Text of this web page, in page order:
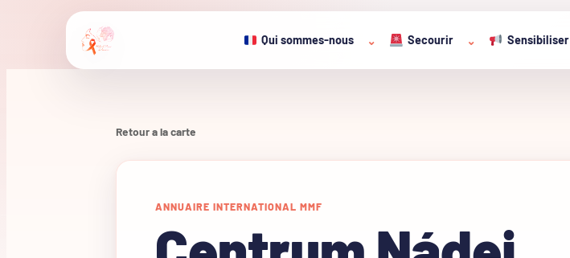
Qui sommes-nous ⌄ Secourir ⌄ Sensibiliser
Retour a la carte
ANNUAIRE INTERNATIONAL MMF